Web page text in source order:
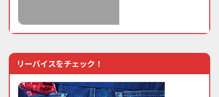
リーバイスをチェック！